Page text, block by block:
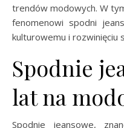
trendów modowych. W
fenomenowi spodni
kulturowemu i rozwinięciu
Spodnie
lat na
Spodnie jeansowe,